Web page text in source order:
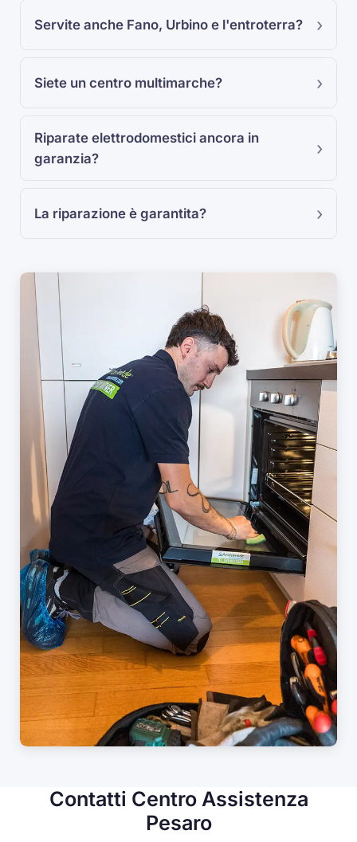
Servite anche Fano, Urbino e l'entroterra?
Siete un centro multimarche?
Riparate elettrodomestici ancora in
garanzia?
La riparazione è garantita?
Contatti Centro Assistenza
Pesaro